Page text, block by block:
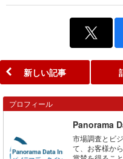
新しい記事
プロフィール
Panorama
市場調査とビ
て、お客様か